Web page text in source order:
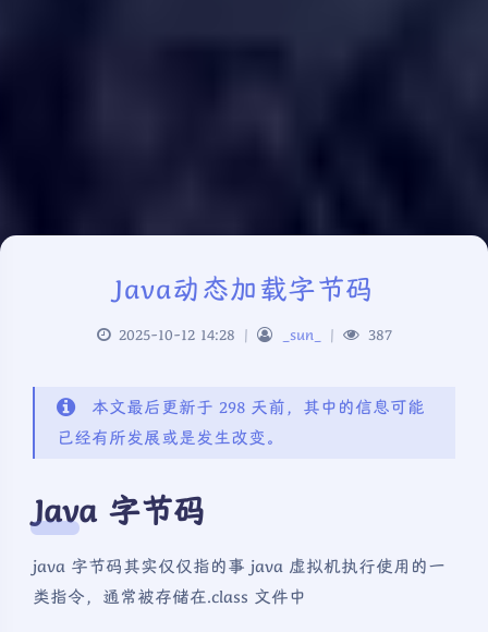
Java动态加载字节码
2025-10-12 14:28 | _sun_ | 387
本文最后更新于 298 天前，其中的信息可能
已经有所发展或是发生改变。
Java 字节码
java 字节码其实仅仅指的事 java 虚拟机执行使用的一
类指令，通常被存储在.class 文件中